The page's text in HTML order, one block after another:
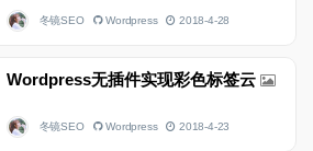
冬镜SEO Wordpress 2018-4-28
Wordpress无插件实现彩色标签云
冬镜SEO Wordpress 2018-4-23